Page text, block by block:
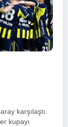
karşılaştı.
kupayı